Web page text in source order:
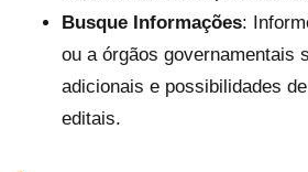
Busque Informações:
ou a órgãos governamentais
adicionais e possibilidades
editais.